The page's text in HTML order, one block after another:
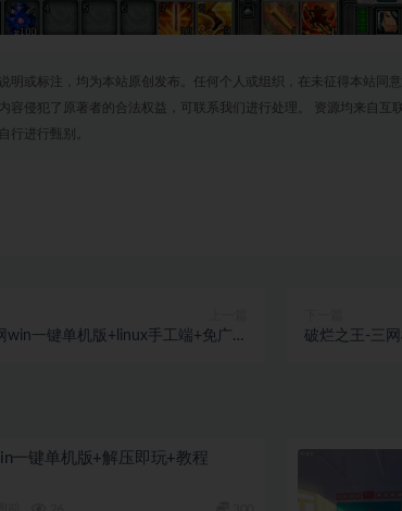
明或标注，均为本站原创发布。任何个人或组织，在未征得本站同
容侵犯了原著者的合法权益，可联系我们进行处理。 资源均来自
行进行甄别。
一键单机版+linux手工端+免广告
破烂之王-三
一键单机版+解压即玩+教程